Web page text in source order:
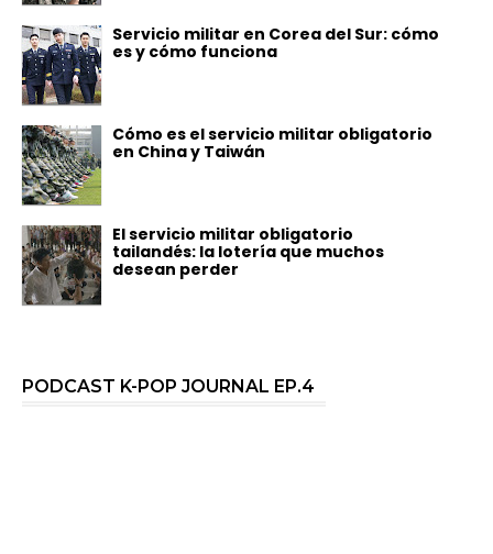
Servicio militar en Corea del Sur: cómo
es y cómo funciona
Cómo es el servicio militar obligatorio
en China y Taiwán
El servicio militar obligatorio
tailandés: la lotería que muchos
desean perder
PODCAST K-POP JOURNAL EP.4